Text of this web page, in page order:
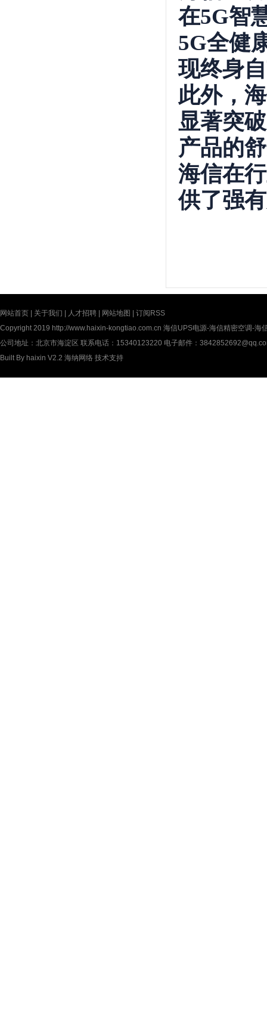
在5G智
5G全健
现终身
此外，
显著突
产品的
海信在
供了强
网站首页 关于我们 人才招聘 网站地图
订阅RSS
Copyright 2019 http://www.haixin-kongtiao.com.cn 海信UPS电源-海信精密空调-海
公司地址：北京市海淀区 联系电话：15340123220 电子邮件：
Built By haixin V2.2 海纳网络 技术支持